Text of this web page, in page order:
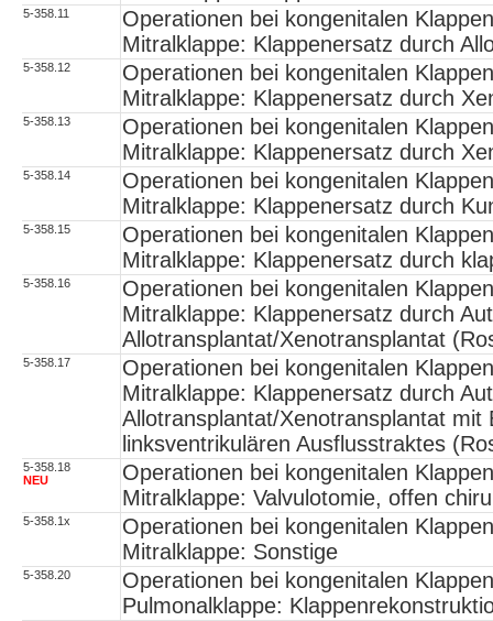
5-358.11
Operationen bei kongenitalen
Mitralklappe: Klappenersatz durch
5-358.12
Operationen bei kongenitalen
Mitralklappe: Klappenersatz durch
5-358.13
Operationen bei kongenitalen
Mitralklappe: Klappenersatz durch
5-358.14
Operationen bei kongenitalen
Mitralklappe: Klappenersatz durch
5-358.15
Operationen bei kongenitalen
Mitralklappe: Klappenersatz durch
5-358.16
Operationen bei kongenitalen
Mitralklappe: Klappenersatz durch
Allotransplantat/Xenotransplantat
5-358.17
Operationen bei kongenitalen
Mitralklappe: Klappenersatz durch
Allotransplantat/Xenotransplantat mit
linksventrikulären Ausflusstraktes
5-358.18
NEU
Operationen bei kongenitalen
Mitralklappe: Valvulotomie, offen
5-358.1x
Operationen bei kongenitalen
Mitralklappe: Sonstige
5-358.20
Operationen bei kongenitalen
Pulmonalklappe: